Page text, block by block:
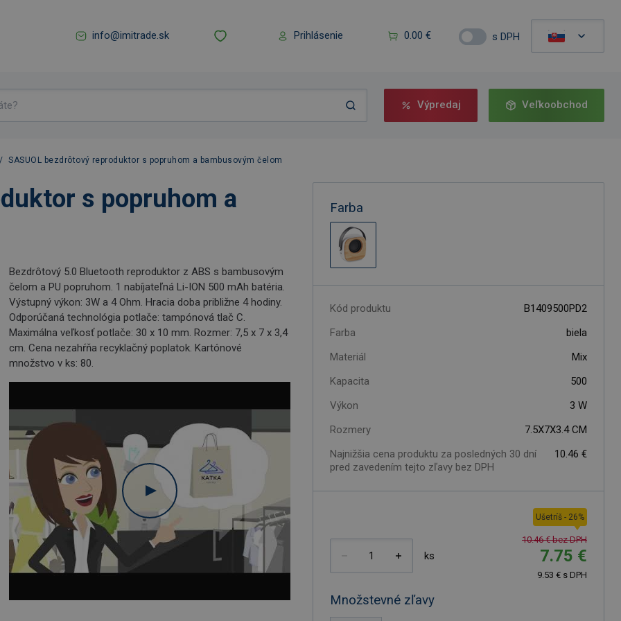
info@imitrade.sk Prihlásenie 0.00 € s DPH
Výpredaj Veľkoobchod
SASUOL bezdrôtový reproduktor s popruhom a bambusovým čelom
s popruhom a
Bezdrôtový 5.0 Bluetooth reproduktor z ABS s bambusovým
čelom a PU popruhom. 1 nabíjateľná Li-ION 500 mAh batéria.
Výstupný výkon: 3W a 4 Ohm. Hracia doba približne 4 hodiny.
Odporúčaná technológia potlače: tampónová tlač C.
Maximálna veľkosť potlače: 30 x 10 mm. Rozmer: 7,5 x 7 x 3,4
cm. Cena nezahŕňa recyklačný poplatok. Kartónové
množstvo v ks: 80.
Farba
Kód produktu
B1409500PD2
Farba
biela
Materiál
Mix
Kapacita
500
Výkon
3 W
Rozmery
7.5X7X3.4 CM
Najnižšia cena produktu za posledných 30 dní
pred zavedením tejto zľavy bez DPH
10.46 €
Ušetríš - 26%
ks
10.46 € bez DPH
7.75 €
9.53 € s DPH
Množstevné zľavy